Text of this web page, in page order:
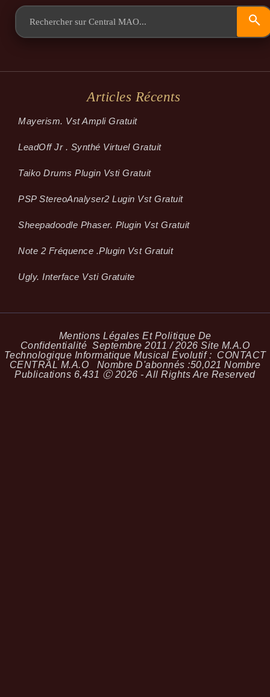
Articles Récents
Mayerism. Vst Ampli Gratuit
LeadOff Jr . Synthé Virtuel Gratuit
Taiko Drums Plugin Vsti Gratuit
PSP StereoAnalyser2 Lugin Vst Gratuit
Sheepadoodle Phaser. Plugin Vst Gratuit
Note 2 Fréquence .plugin Vst Gratuit
Ugly. Interface Vsti Gratuite
Mentions Légales Et Politique De
Confidentialité Septembre 2011 / 2026 Site M.A.O
Technologique Informatique Musical Évolutif : CONTACT
CENTRAL M.A.O Nombre D'abonnés :50,021 Nombre
Publications 6,431 Ⓒ 2026 - All Rights Are Reserved